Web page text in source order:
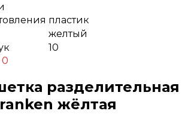
пластик
желтый
10
0
разделительная
жёлтая